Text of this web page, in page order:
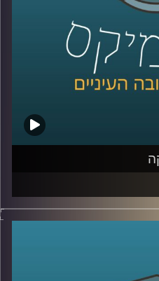
זכויות היוצרים בעידן
תיקי פייסבוק והקשר בין
סביבה מדיניות ואסטרטגיה,
חברת מחקר יישומי
במחקר בו היא והחברה אותה